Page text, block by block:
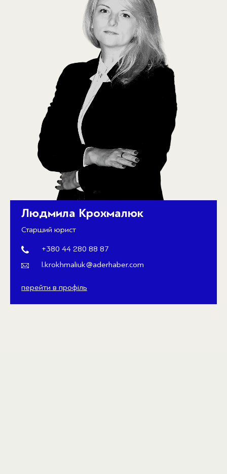
Людмила Крохмалюк
Старший юрист
+380 44 280 88 87
l.krokhmaliuk@aderhaber.com
перейти в профіль